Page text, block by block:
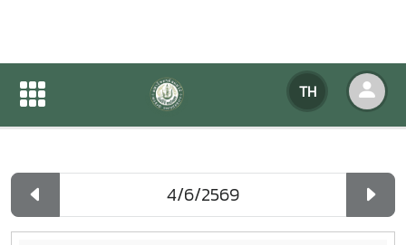
TH
ปฏิทินกิจกรรมของหน่วยงาน
ปฏิทินกิจกรรมของหน่วยงาน